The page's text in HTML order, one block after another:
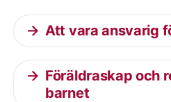
Att vara ansvarig
Föräldraskap och
barnet